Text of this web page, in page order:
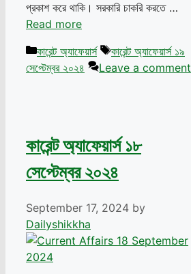
প্রকাশ করে থাকি। সরকারি চাকরি করতে …
Read more
Categories
কারেন্ট অ্যাফেয়ার্স Tags
কারেন্ট অ্যাফেয়ার্স ১৯
সেপ্টেম্বর ২০২৪
Leave a comment
কারেন্ট অ্যাফেয়ার্স ১৮
সেপ্টেম্বর ২০২৪
September 17, 2024 by
Dailyshikkha